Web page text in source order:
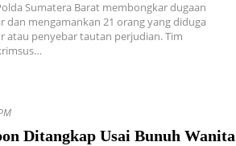
Sumatera Barat membongkar dugaan
dan mengamankan 21 orang yang diduga
atau penyebar tautan perjudian. Tim
Ditangkap Usai Bunuh Wanita